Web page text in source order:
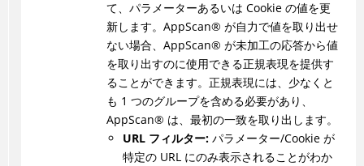
て、パラメーターあるいは Cookie の値を更
新します。 AppScan® が自力で値を取り出せ
ない場合、 AppScan® が未加工の応答から値
を取り出すのに使用できる正規表現を提供す
ることができます。正規表現には、少なくと
も 1 つのグループを含める必要があり、
AppScan® は、最初の一致を取り出します。
URL フィルター:パラメーター/Cookie が
特定の URL にのみ表示されることがわか